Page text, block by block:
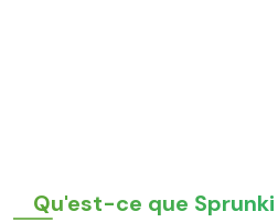
Qu'est-ce que